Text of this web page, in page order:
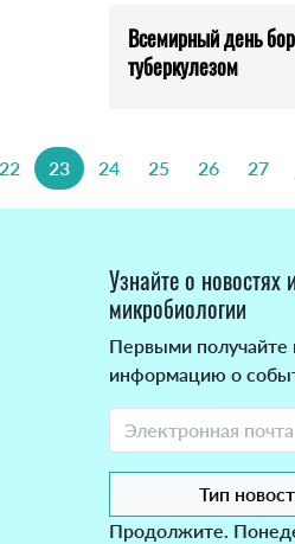
Всемирный день
туберкулезом
23 24 25 26 27
Узнайте о новостях
микробиологии
Первыми получайте
информацию о
Тип
Продолжите.